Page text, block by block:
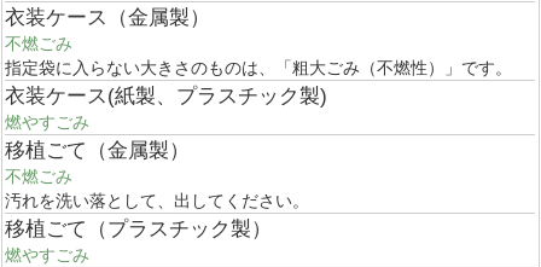
衣装ケース（金属製）
不燃ごみ
指定袋に入らない大きさのものは、「粗大ごみ（不燃性）」です。
衣装ケース(紙製、プラスチック製)
燃やすごみ
移植ごて（金属製）
不燃ごみ
汚れを洗い落として、出してください。
移植ごて（プラスチック製）
燃やすごみ